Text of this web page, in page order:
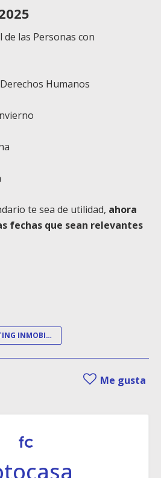
de las Personas con
Humanos
te sea de utilidad, ahora
fechas que sean relevantes
MARKETING INMOBILIARIO
Me gusta